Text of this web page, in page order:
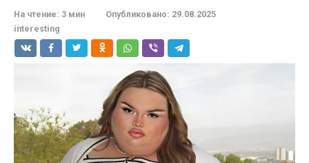
На чтение: 3 мин Опубликовано: 29.08.2025
interesting